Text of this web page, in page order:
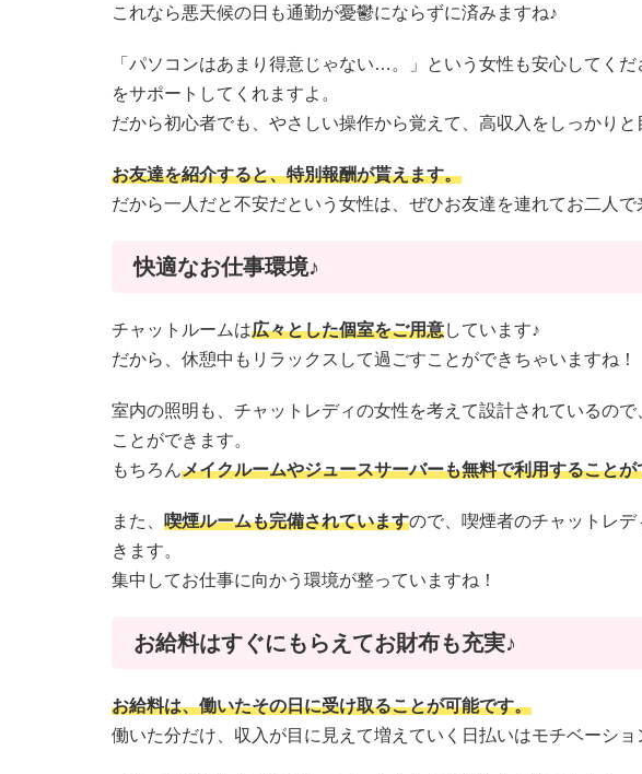
これなら悪天候の日も通勤が憂鬱にならずに済みますね♪
「パソコンはあまり得意じゃない…。」という女性も安心してく
をサポートしてくれますよ。
だから初心者でも、やさしい操作から覚えて、高収入をしっかりと
お友達を紹介すると、特別報酬が貰えます。
だから一人だと不安だという女性は、ぜひお友達を連れてお二人
快適なお仕事環境♪
チャットルームは広々とした個室をご用意しています♪
だから、休憩中もリラックスして過ごすことができちゃいますね！
室内の照明も、チャットレディの女性を考えて設計されているの
ことができます。
もちろんメイクルームやジュースサーバーも無料で利用することが
また、 喫煙ルームも完備されていますので、喫煙者のチャットレ
きます。
集中してお仕事に向かう環境が整っていますね！
お給料はすぐにもらえてお財布も充実♪
お給料は、働いたその日に受け取ることが可能です。
働いた分だけ、収入が目に見えて増えていく日払いはモチベーショ